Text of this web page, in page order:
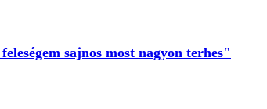
sajnos most nagyon terhes"